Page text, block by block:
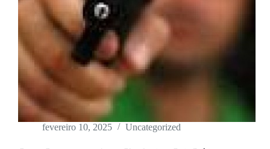
fevereiro 10, 2025 Uncategorized